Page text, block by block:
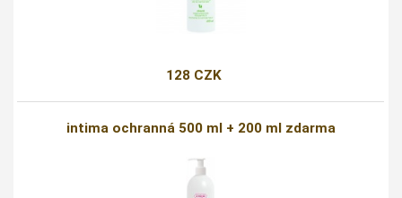
128 CZK
intima ochranná 500 ml + 200 ml zdarma